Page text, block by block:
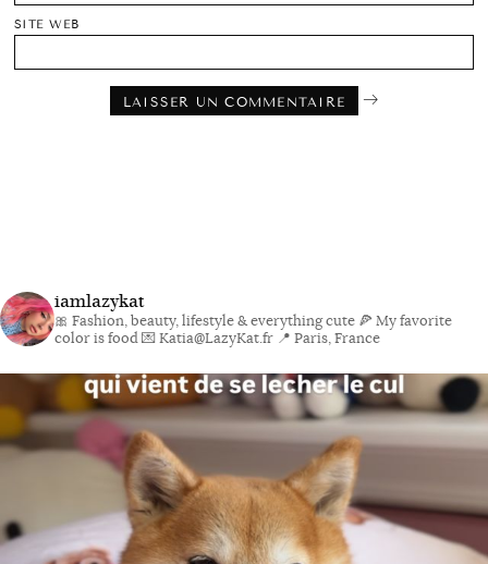
SITE WEB
iamlazykat
🎀 Fashion, beauty, lifestyle & everything cute 🍕 My favorite
color is food💌 Katia@LazyKat.fr 📍 Paris, France